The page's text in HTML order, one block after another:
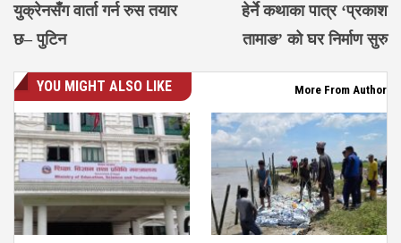
युक्रेनसँग वार्ता गर्न रुस तयार
छ– पुटिन
हेर्ने कथाका पात्र ‘प्रकाश
तामाङ’ को घर निर्माण सुरु
YOU MIGHT ALSO LIKE More From Author